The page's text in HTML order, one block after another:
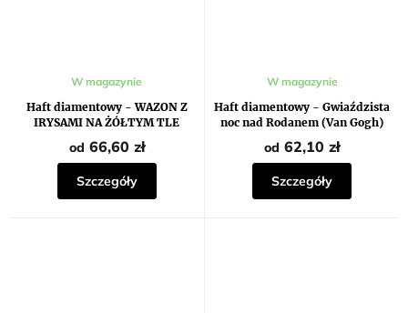
Haft diamentowy - WAZON Z
IRYSAMI NA ŻÓŁTYM TLE
(VINCENT VAN GOGH)
W magazynie
od 66,60 zł
Szczegóły
Haft diamentowy - Gwiaździsta
noc nad Rodanem (Van Gogh)
Średnia
ocena
produktu
wynosi
5,0
na
5
gwiazdek.
W magazynie
od 62,10 zł
Szczegóły